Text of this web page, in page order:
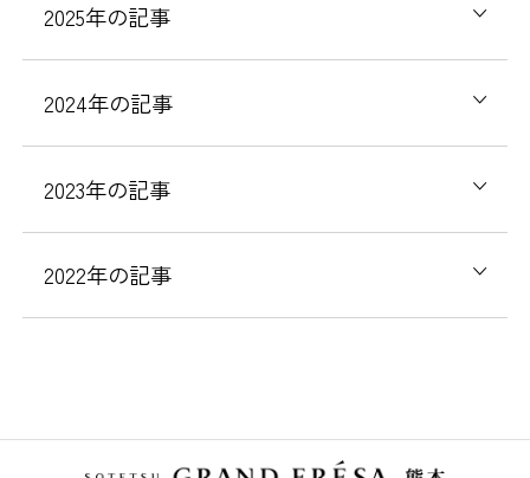
2025年の記事
2024年の記事
2023年の記事
2022年の記事